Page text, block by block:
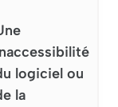
logiciel ou
la